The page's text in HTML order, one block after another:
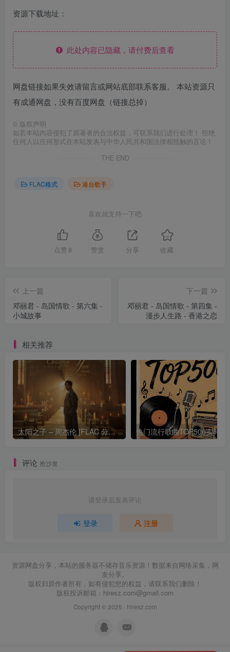
资源下载地址：
此处内容已隐藏，请付费后查看
网盘链接如果失效请留言或网站底部联系客服。 本站资源只
有成通网盘，没有百度网盘（链接总掉）
© 版权声明
如若本站内容侵犯了原著者的合法权益，可联系我们进行处理！ 拒绝
任何人以任何形式在本站发表与中华人民共和国法律相抵触的言论！
THE END
FLAC格式 港台歌手
喜欢就支持一下吧
点赞 8 赞赏 分享 收藏
上一篇
邓丽君 - 岛国情歌 - 第六集 -
小城故事
下一篇
邓丽君 - 岛国情歌 - 第四集 -
漫步人生路 - 香港之恋
相关推荐
太阳之子 – 周杰伦 [FLAC 分轨 192Khz 24bit]
评论 抢沙发
请登录后发表评论
登录 注册
资源网盘分享，本站的服务器不储存音乐资源！数据来自网络采集，网
友分享。
版权归原作者所有，如有侵犯您的权益，请联系我们删除！
版权投诉邮箱： hiresz.com@gmail.com
Copyright © 2025 · hiresz.com